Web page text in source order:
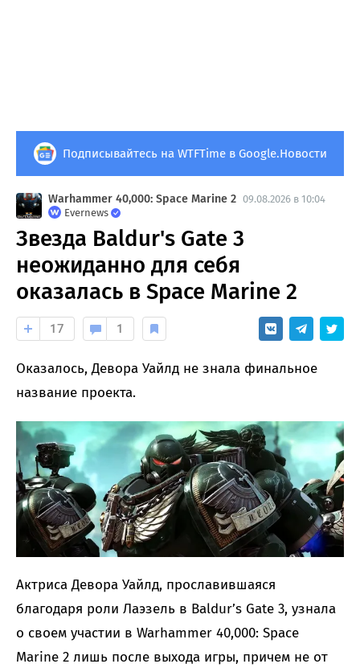
Подписывайтесь на WTFTime в Google.Новости
Warhammer 40,000: Space Marine 2 09.08.2026 в 10:04
Evernews
Звезда Baldur's Gate 3
неожиданно для себя
оказалась в Space Marine 2
17 1
Оказалось, Девора Уайлд не знала финальное
название проекта.
Актриса Девора Уайлд, прославившаяся
благодаря роли Лаэзель в Baldur’s Gate 3, узнала
о своем участии в Warhammer 40,000: Space
Marine 2 лишь после выхода игры, причем не от